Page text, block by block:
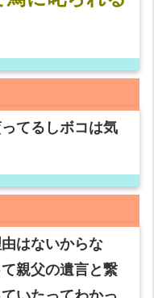
てるしボコは気
はないからな
親父の遺言と繋